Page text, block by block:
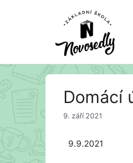
Domácí
9. září 2021
9.9.2021